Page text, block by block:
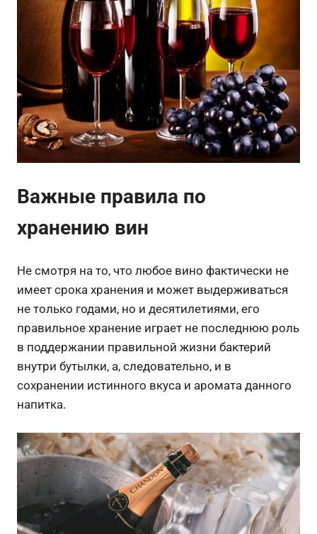
Важные правила по
хранению вин
Не смотря на то, что любое вино фактически не
имеет срока хранения и может выдерживаться
не только годами, но и десятилетиями, его
правильное хранение играет не последнюю роль
в поддержании правильной жизни бактерий
внутри бутылки, а, следовательно, и в
сохранении истинного вкуса и аромата данного
напитка.